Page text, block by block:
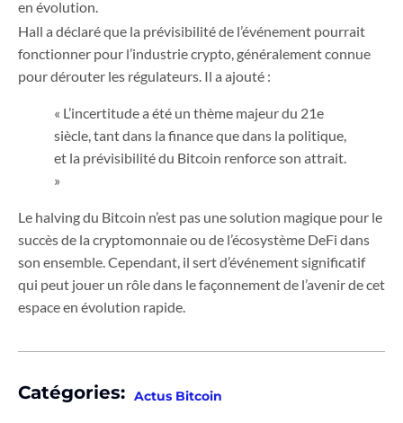
en évolution.
Hall a déclaré que la prévisibilité de l’événement pourrait
fonctionner pour l’industrie crypto, généralement connue
pour dérouter les régulateurs. Il a ajouté :
« L’incertitude a été un thème majeur du 21e
siècle, tant dans la finance que dans la politique,
et la prévisibilité du Bitcoin renforce son attrait.
»
Le halving du Bitcoin n’est pas une solution magique pour le
succès de la cryptomonnaie ou de l’écosystème DeFi dans
son ensemble. Cependant, il sert d’événement significatif
qui peut jouer un rôle dans le façonnement de l’avenir de cet
espace en évolution rapide.
Catégories: Actus Bitcoin